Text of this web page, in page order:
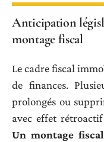
Anticipation
montage fiscal
Le cadre fiscal
de finances.
prolongés ou
avec effet
Un montage